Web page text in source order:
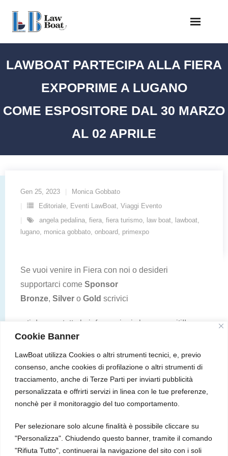
Cookie Banner
LawBoat utilizza Cookies o altri strumenti tecnici, e, previo
consenso, anche cookies di profilazione o altri strumenti di
tracciamento, anche di Terze Parti per inviarti pubblicità
personalizzata e offrirti servizi in linea con le tue preferenze,
nonchè per il monitoraggio del tuo comportamento.
Per selezionare solo alcune finalità è possibile cliccare su
"Personalizza". Chiudendo questo banner, tramite il comando
"Rifiuta Tutto", continuerai la navigazione del sito con i soli
content
LAWBOAT PARTECIPA ALLA FIERA
EXPOPRIME A LUGANO
COME ESPOSITORE DAL 30 MARZO
AL 02 APRILE
Gen 25, 2023
Monica Gobbato
Editoriale, Eventi LawBoat, Viaggi Evento
angela pedalina, fiera, fiera turismo, law boat, lawboat,
lugano, monica gobbato, onboard, primexpo
Se vuoi venire in Fiera con noi o desideri
supportarci come Sponsor
Bronze, Silver o Gold scrivici
e ti daremo tutte le informazioni che necessiti!!
Offriremo un 20% di sconto a chi si iscriverà dopo
essere venuto a trovarci in Fiera.
Ti aspettiamo!!